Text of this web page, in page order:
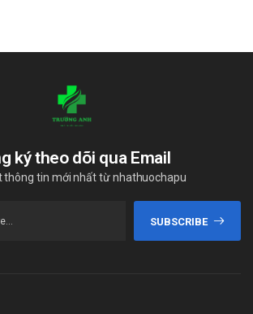
ký theo dõi qua Email
thông tin mới nhất từ nhathuochapu
SUBSCRIBE